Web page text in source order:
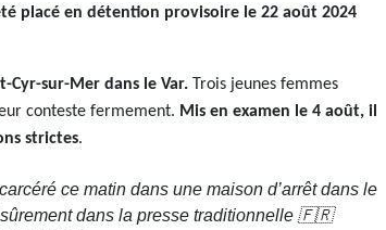
placé en détention provisoire le 22 août 2024
Cyr-sur-Mer dans le Var. Trois jeunes femmes
conteste fermement. Mis en examen le 4 août, il
strictes.
ce matin dans une maison d’arrêt dans le
dans la presse traditionnelle 🇫🇷